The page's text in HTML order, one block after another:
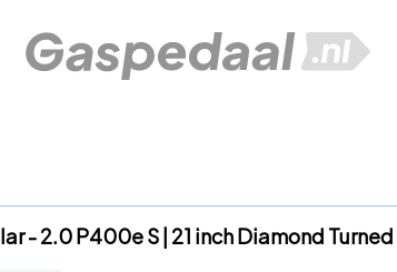
- 2.0 P400e S | 21 inch Diamond